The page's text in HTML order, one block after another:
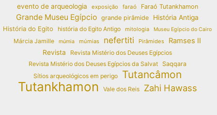
evento de arqueologia exposição faraó Faraó Tutankhamon
Grande Museu Egípcio grande pirâmide
História Antiga
História do Egito
história do Egito Antigo mitologia Museu Egípcio do Cairo
Márcia Jamille múmia múmias nefertiti Pirâmides Ramses II
Revista
Revista Mistério dos Deuses Egípcios
Revista Mistério dos Deuses Egípcios da Salvat
Saqqara
Sítios arqueológicos em perigo
Tutancâmon
Tutankhamon Vale dos Reis Zahi Hawass